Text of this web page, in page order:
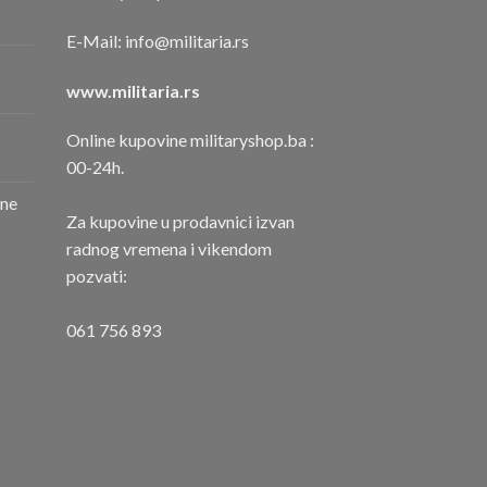
E-Mail: info@militaria.rs
www.militaria.rs
Online kupovine militaryshop.ba :
00-24h.
Za kupovine u prodavnici izvan
radnog vremena i vikendom
pozvati:
061 756 893